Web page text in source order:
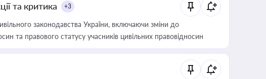
та критика +3
законодавства України, включаючи зміни до
та правового статусу учасників цивільних правовідносин